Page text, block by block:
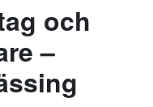
och
–